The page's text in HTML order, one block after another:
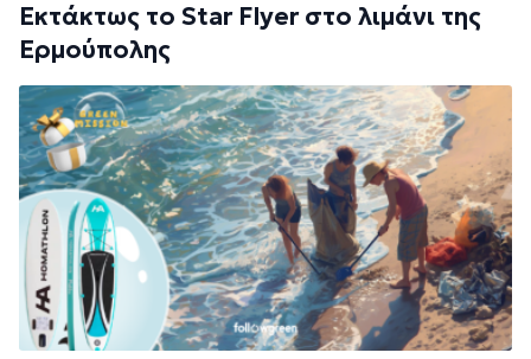
Εκτάκτως το Star Flyer στο λιμάνι της
Ερμούπολης